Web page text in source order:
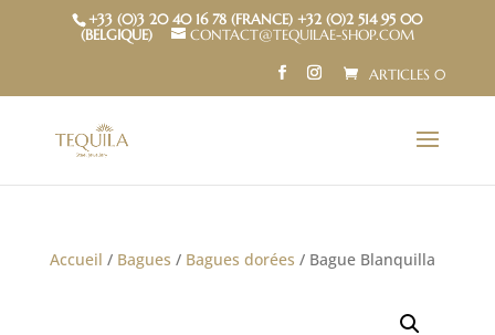
+33 (0)3 20 40 16 78 (FRANCE) +32 (0)2 514 95 00
(BELGIQUE)
CONTACT@TEQUILAE-SHOP.COM
ARTICLES 0
Accueil / Bagues / Bagues dorées / Bague Blanquilla